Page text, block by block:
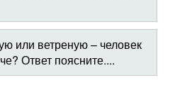
или ветреную – человек
Ответ поясните....